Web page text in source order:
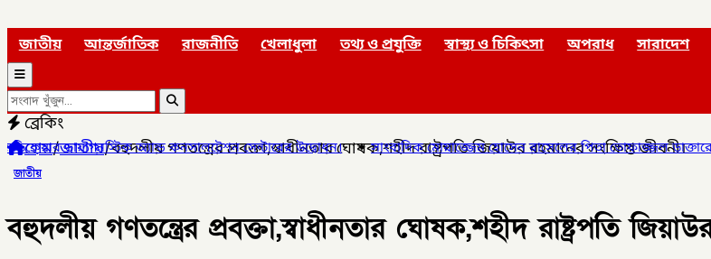
জাতীয় আন্তর্জাতিক রাজনীতি খেলাধুলা তথ্য ও প্রযুক্তি স্বাস্থ্য ও চিকিৎসা অপরাধ সারাদেশ
ব্রেকিং
কনসালটেশন সেন্টারের উদ্বোধন।✦সাংবাদিক মোয়াজ্জেম হোসেন রাসেলের পিতা তোফাজ্জল ডাক্তারের জানাজা ও দাফন সম্পন্ন।
হোম/জাতীয়/বহুদলীয় গণতন্ত্রের প্রবক্তা,স্বাধীনতার ঘোষক,শহীদ রাষ্ট্রপতি জিয়াউর রহমানের সংক্ষিপ্ত জীবনী।
জাতীয়
বহুদলীয় গণতন্ত্রের প্রবক্তা,স্বাধীনতার ঘোষক,শহীদ রাষ্ট্রপতি